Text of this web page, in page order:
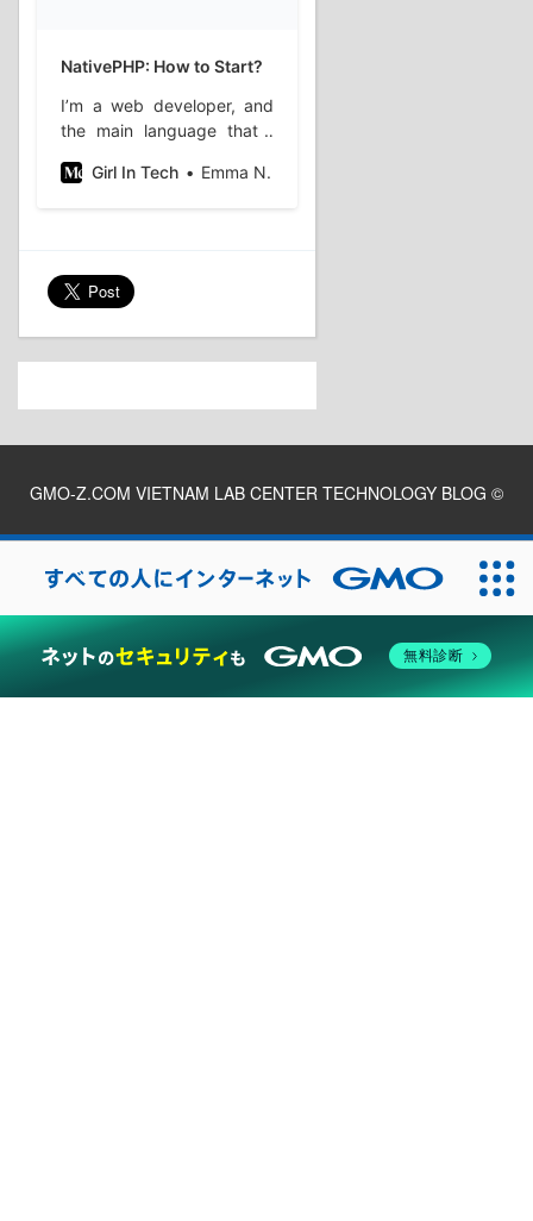
NativePHP: How to Start?
I’m a web developer, and
the main language that I
actually, more than 70–80
there was a lot of
technical…
Girl In Tech Emma N.
GMO-Z.COM VIETNAM LAB CENTER TECHNOLOGY BLOG ©
2026
無料診断